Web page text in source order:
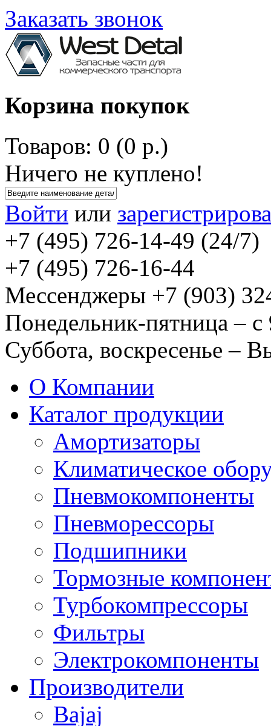
Заказать звонок
Корзина покупок
Товаров: 0 (0 р.)
Ничего не куплено!
Войти или
+7 (495) 726-14-49 (24/7)
+7 (495) 726-16-44
Мессенджеры +7 (903)
Понедельник-пятница –
Суббота, воскресенье –
О Компании
Каталог продукции
Амортизаторы
Климатическое
Пневмокомпоненты
Пневморессоры
Подшипники
Тормозные
Турбокомпрессоры
Фильтры
Электрокомпоненты
Производители
Bajaj